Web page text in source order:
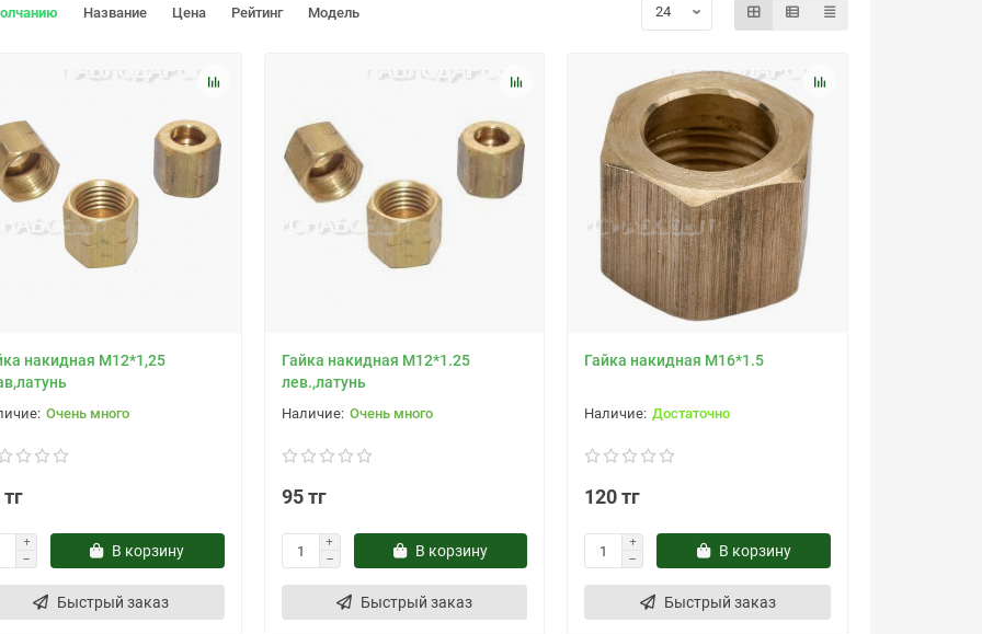
Название Цена Рейтинг Модель
накидная М12*1,25
Очень много
В корзину
Быстрый заказ
Гайка накидная М12*1.25
лев.,латунь
Очень много
95 тг
В корзину
Быстрый заказ
Гайка накидная М16*1.5
Достаточно
120 тг
В корзину
Быстрый заказ